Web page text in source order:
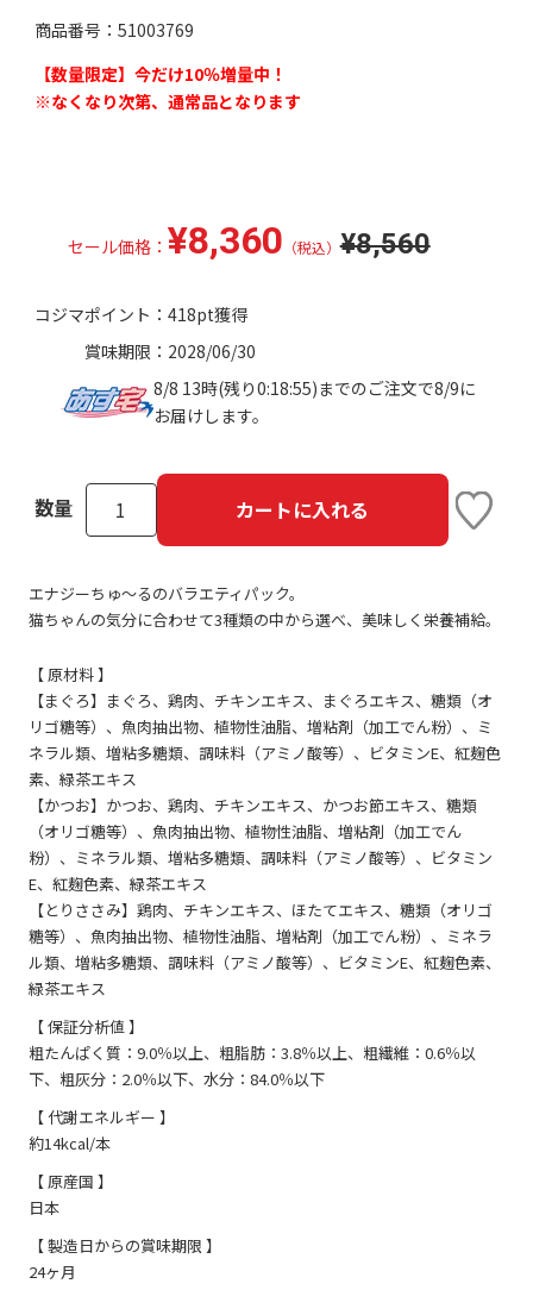
商品番号：51003769
【数量限定】今だけ10％増量中！
※なくなり次第、通常品となります
セール価格： ¥8,360 （税込）¥8,560
コジマポイント： 418pt獲得
賞味期限： 2028/06/30
8/8 13時(残り0:18:55)までのご注文で8/9に
お届けします。
数量 カートに入れる
エナジーちゅ～るのバラエティパック。
猫ちゃんの気分に合わせて3種類の中から選べ、美味しく栄養補給。
【 原材料 】
【まぐろ】まぐろ、鶏肉、チキンエキス、まぐろエキス、糖類（オ
リゴ糖等）、魚肉抽出物、植物性油脂、増粘剤（加工でん粉）、ミ
ネラル類、増粘多糖類、調味料（アミノ酸等）、ビタミンE、紅麹色
素、緑茶エキス
【かつお】かつお、鶏肉、チキンエキス、かつお節エキス、糖類
（オリゴ糖等）、魚肉抽出物、植物性油脂、増粘剤（加工でん
粉）、ミネラル類、増粘多糖類、調味料（アミノ酸等）、ビタミン
E、紅麹色素、緑茶エキス
【とりささみ】鶏肉、チキンエキス、ほたてエキス、糖類（オリゴ
糖等）、魚肉抽出物、植物性油脂、増粘剤（加工でん粉）、ミネラ
ル類、増粘多糖類、調味料（アミノ酸等）、ビタミンE、紅麹色素、
緑茶エキス
【 保証分析値 】
粗たんぱく質：9.0％以上、粗脂肪：3.8％以上、粗繊維：0.6％以
下、粗灰分：2.0％以下、水分：84.0％以下
【 代謝エネルギー 】
約14kcal/本
【 原産国 】
日本
【 製造日からの賞味期限 】
24ヶ月